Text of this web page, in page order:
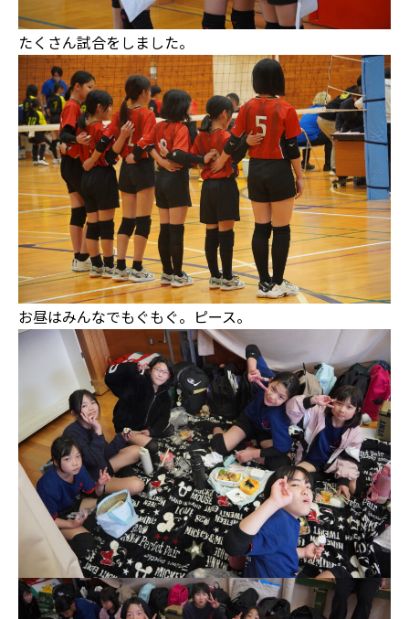
たくさん試合をしました。
お昼はみんなでもぐもぐ。ピース。